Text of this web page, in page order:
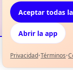
Eventos
Aceptar todas
Abrir la app
Privacidad•Términos•